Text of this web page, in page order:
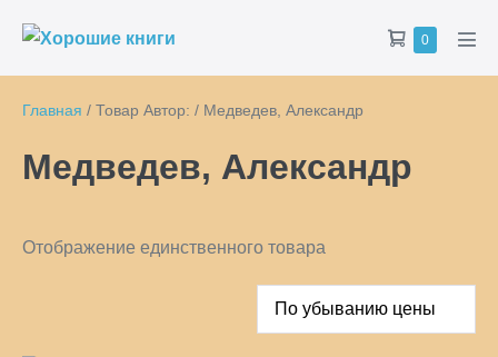
содержимому
Корзина
0Товары
Главная / Товар Автор: / Медведев, Александр
Медведев, Александр
Отображение единственного товара